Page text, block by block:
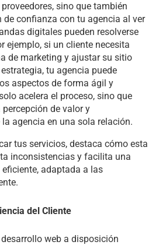
sino que también
de confianza con tu agencia al ver
digitales pueden resolverse
ejemplo, si un cliente necesita
de marketing y ajustar su sitio
tu agencia puede
aspectos de forma ágil y
acelera el proceso, sino que
de valor y
agencia en una sola relación.
tus servicios, destaca cómo esta
inconsistencias y facilita una
adaptada a las
del Cliente
web a disposición